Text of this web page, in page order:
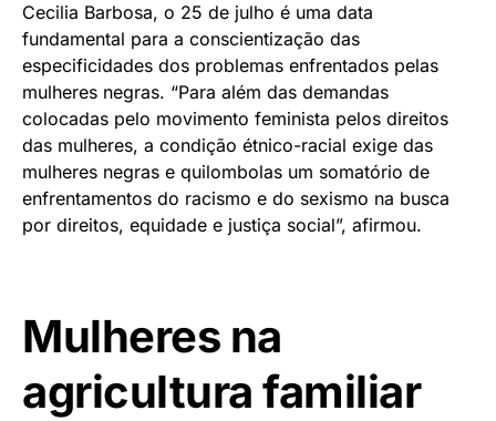
Cecilia Barbosa, o 25 de julho é uma data
fundamental para a conscientização das
especificidades dos problemas enfrentados pelas
mulheres negras. “Para além das demandas
colocadas pelo movimento feminista pelos direitos
das mulheres, a condição étnico-racial exige das
mulheres negras e quilombolas um somatório de
enfrentamentos do racismo e do sexismo na busca
por direitos, equidade e justiça social”, afirmou.
Mulheres na
agricultura familiar